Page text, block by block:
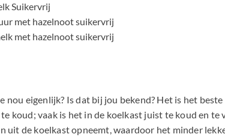
Suikervrij
met hazelnoot suikervrij
met hazelnoot suikervrij
nou eigenlijk? Is dat bij jou bekend? Het is het
koud; vaak is het in de koelkast juist te koud en
uit de koelkast opneemt, waardoor het minder